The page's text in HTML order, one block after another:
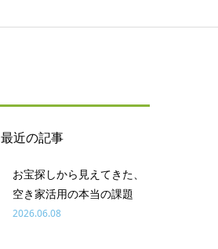
最近の記事
お宝探しから見えてきた、
空き家活用の本当の課題
2026.06.08